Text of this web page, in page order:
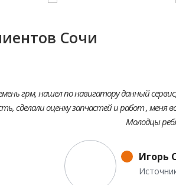
Сочи
грм, нашел по навигатору данный
сделали оценку запчастей и работ , меня
Молодцы
Игорь